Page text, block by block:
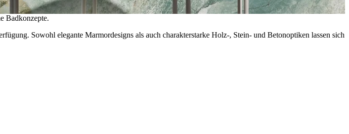
Badkonzepte.
Sowohl elegante Marmordesigns als auch charakterstarke Holz-, Stein- und Betonoptiken lassen sich